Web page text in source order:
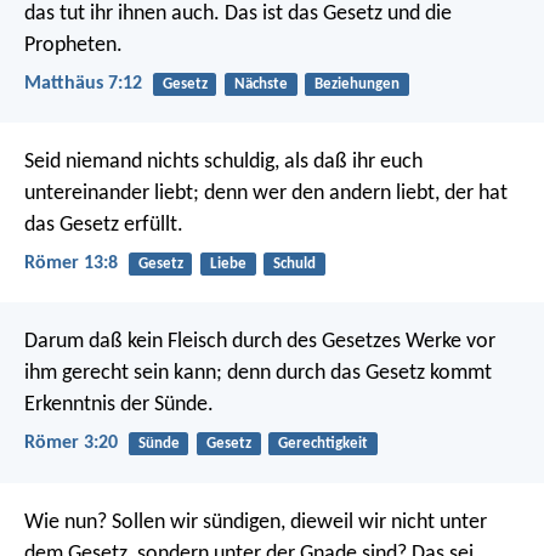
das tut ihr ihnen auch. Das ist das Gesetz und die
Propheten.
Matthäus 7:12 Gesetz Nächste Beziehungen
Seid niemand nichts schuldig, als daß ihr euch
untereinander liebt; denn wer den andern liebt, der hat
das Gesetz erfüllt.
Römer 13:8 Gesetz Liebe Schuld
Darum daß kein Fleisch durch des Gesetzes Werke vor
ihm gerecht sein kann; denn durch das Gesetz kommt
Erkenntnis der Sünde.
Römer 3:20 Sünde Gesetz Gerechtigkeit
Wie nun? Sollen wir sündigen, dieweil wir nicht unter